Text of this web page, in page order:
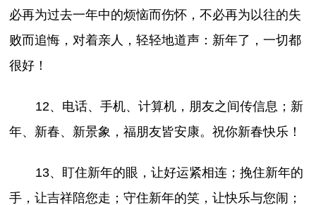
必再为过去一年中的烦恼而伤怀，不必再为以往的失
败而追悔，对着亲人，轻轻地道声：新年了，一切都
很好！
12、电话、手机、计算机，朋友之间传信息；新
年、新春、新景象，福朋友皆安康。祝你新春快乐！
13、盯住新年的眼，让好运紧相连；挽住新年的
手，让吉祥陪您走；守住新年的笑，让快乐与您闹；